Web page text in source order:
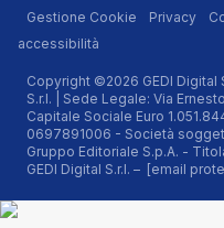
Gestione Cookie Privacy
accessibilità
Copyright ©2026 GEDI Digital
S.r.l. | Sede Legale: Via
Capitale Sociale Euro
0697891006 - Società
Gruppo Editoriale S.p.A. -
GEDI Digital S.r.l. – [email